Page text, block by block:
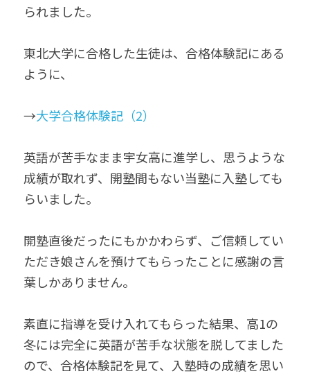
られました。
東北大学に合格した生徒は、合格体験記にある
ように、
→大学合格体験記（2）
英語が苦手なまま宇女高に進学し、思うような
成績が取れず、開塾間もない当塾に入塾しても
らいました。
開塾直後だったにもかかわらず、ご信頼してい
ただき娘さんを預けてもらったことに感謝の言
葉しかありません。
素直に指導を受け入れてもらった結果、高1の
冬には完全に英語が苦手な状態を脱してました
ので、合格体験記を見て、入塾時の成績を思い